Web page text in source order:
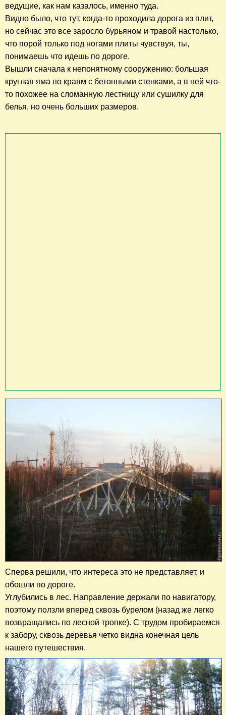
ведущие, как нам казалось, именно туда.
Видно было, что тут, когда-то проходила дорога из плит,
но сейчас это все заросло бурьяном и травой настолько,
что порой только под ногами плиты чувствуя, ты,
понимаешь что идешь по дороге.
Вышли сначала к непонятному сооружению: большая
круглая яма по краям с бетонными стенками, а в ней что-
то похожее на сломанную лестницу или сушилку для
белья, но очень больших размеров.
Сперва решили, что интереса это не представляет, и
обошли по дороге.
Углубились в лес. Направление держали по навигатору,
поэтому ползли вперед сквозь бурелом (назад же легко
возвращались по лесной тропке). С трудом пробираемся
к забору, сквозь деревья четко видна конечная цель
нашего путешествия.